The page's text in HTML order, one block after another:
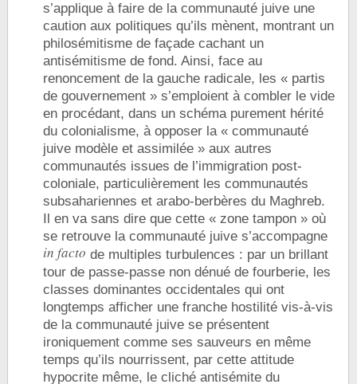
s’applique à faire de la communauté juive une
caution aux politiques qu’ils mènent, montrant un
philosémitisme de façade cachant un
antisémitisme de fond. Ainsi, face au
renoncement de la gauche radicale, les « partis
de gouvernement » s’emploient à combler le vide
en procédant, dans un schéma purement hérité
du colonialisme, à opposer la « communauté
juive modèle et assimilée » aux autres
communautés issues de l’immigration post-
coloniale, particulièrement les communautés
subsahariennes et arabo-berbères du Maghreb.
Il en va sans dire que cette « zone tampon » où
se retrouve la communauté juive s’accompagne
in facto de multiples turbulences : par un brillant
tour de passe-passe non dénué de fourberie, les
classes dominantes occidentales qui ont
longtemps afficher une franche hostilité vis-à-vis
de la communauté juive se présentent
ironiquement comme ses sauveurs en même
temps qu’ils nourrissent, par cette attitude
hypocrite même, le cliché antisémite du